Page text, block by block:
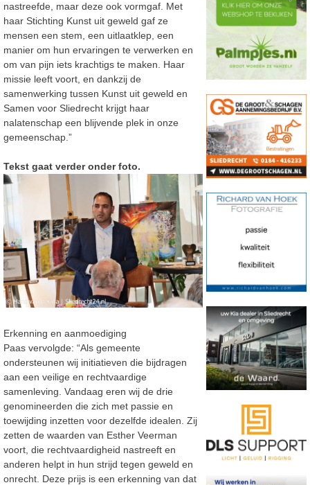
nastreefde, maar deze ook vormgaf. Met
haar Stichting Kunst uit geweld gaf ze
mensen een stem, een uitlaatklep, een
manier om hun ervaringen te verwerken en
om van pijn iets krachtigs te maken. Haar
missie leeft voort, en dankzij de
samenwerking tussen Kunst uit geweld en
Samen voor Sliedrecht krijgt haar
nalatenschap een blijvende plek in onze
gemeenschap.”
Tekst gaat verder onder foto.
Erkenning en aanmoediging
Paas vervolgde: “Als gemeente
ondersteunen wij initiatieven die bijdragen
aan een veilige en rechtvaardige
samenleving. Vandaag eren wij de drie
genomineerden die zich met passie en
toewijding inzetten voor dezelfde idealen. Zij
zetten de waarden van Esther Veerman
voort, die rechtvaardigheid nastreeft en
anderen helpt in hun strijd tegen geweld en
onrecht. Deze prijs is een erkenning van dat